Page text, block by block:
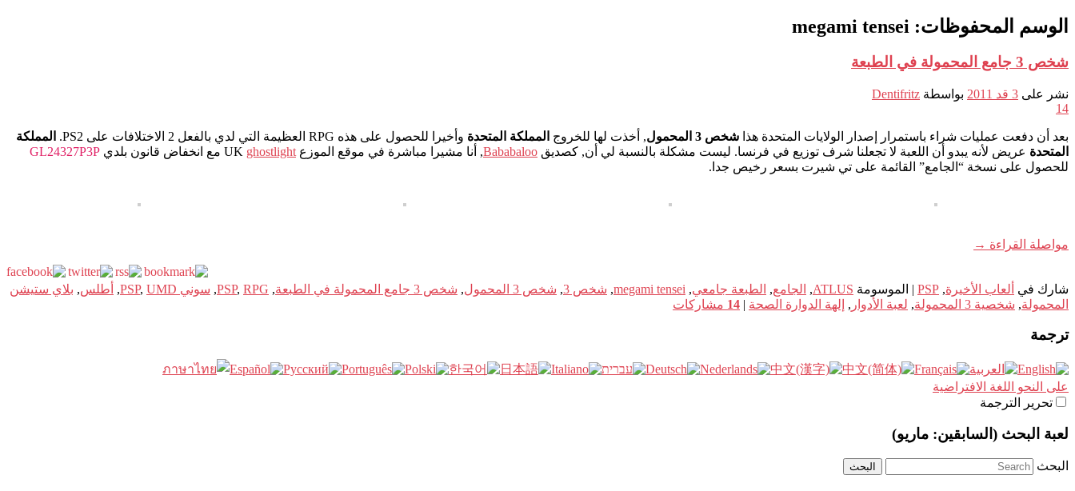
الوسم المحفوظات: megami tensei
شخص 3 جامع المحمولة في الطبعة
نشر على 3 قد 2011 بواسطة Dentifritz
14
بعد أن دفعت عمليات شراء باستمرار إصدار الولايات المتحدة هذا شخص 3 المحمول , أخذت لها للخروج المملكة المتحدة وأخيرا للحصول على هذه RPG العظيمة التي لدي بالفعل 2 الاختلافات على PS2.
المملكة
المتحدة عريض لأنه يبدو أن اللعبة لا تجعلنا شرف توزيع في فرنسا. ليست مشكلة بالنسبة لي أن, كصديق Bababaloo, أنا مشيرا مباشرة في موقع الموزع UK ghostlight مع انخفاض قانون بلدي GL24327P3P
للحصول على نسخة “الجامع” القائمة على تي شيرت بسعر رخيص جدا.
مواصلة القراءة →
شارك في ألعاب الأخيرة,
PSP
| الموسومة ATLUS
, الجامع, الطبعة جامعي,
megami tensei
, شخص 3 , شخص 3 المحمول , شخص 3 جامع المحمولة في الطبعة ,
PSP, RPG
, سوني PSP , UMD
, أطلس, بلاي ستيشن
المحمولة, شخصية 3 المحمولة , لعبة الأدوار , إلهة الدوارة الصحة |
14 مشاركات
ترجمة
على النحو اللغة الافتراضية
تحرير الترجمة
لعبة البحث (السابقين: ماريو)
البحث